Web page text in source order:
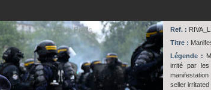
Ref. :
Titre :
Légende :
irrité par
seller